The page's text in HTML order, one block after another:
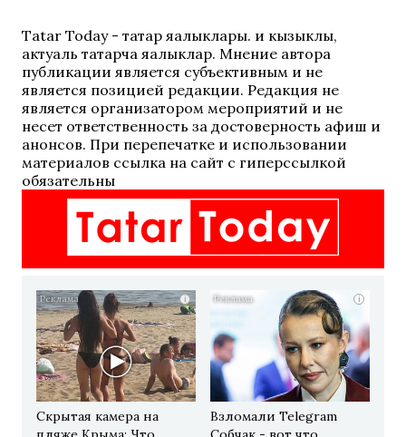
Tatar Today - татар яңалыклары. иң кызыклы,
актуаль татарча яңалыклар. Мнение автора
публикации является субъективным и не
является позицией редакции. Редакция не
является организатором мероприятий и не
несет ответственность за достоверность афиш и
анонсов. При перепечатке и использовании
материалов ссылка на сайт с гиперссылкой
обязательны
i
Скрытая камера на
i
Взломали Telegram